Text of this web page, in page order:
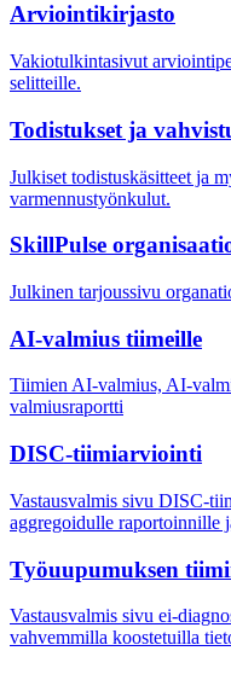
Arviointikirjasto
Vakiotulkintasivut
selitteille.
Todistukset ja
Julkiset todistuskäsitteet ja
varmennustyönkulut.
SkillPulse
Julkinen tarjoussivu
AI-valmius tiimeille
Tiimien AI-valmius, AI-
valmiusraportti
DISC-tiimiarviointi
Vastausvalmis sivu DISC-
aggregoidulle raportoinnille
Työuupumuksen
Vastausvalmis sivu ei-
vahvemmilla koostetuilla